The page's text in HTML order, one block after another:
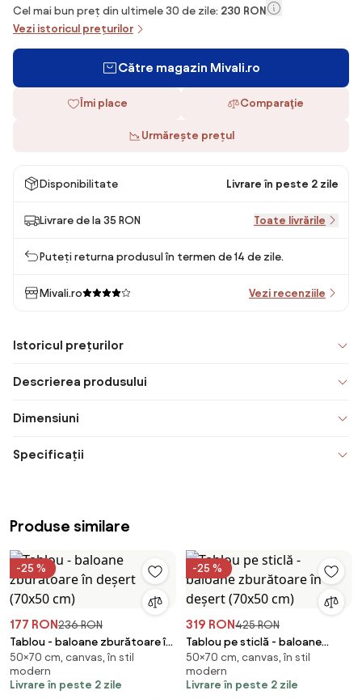
Cel mai bun preț din ultimele 30 de zile: 230 RON
Vezi istoricul prețurilor
Către magazin Mivali.ro
Îmi place Comparaţie
Urmărește prețul
Disponibilitate Livrare în peste 2 zile
Livrare de la 35 RON Toate livrările
Puteți returna produsul în termen de 14 de zile.
Mivali.ro Vezi recenziile
Istoricul prețurilor
Descrierea produsului
Dimensiuni
Specificații
Produse similare
-25 %
177 RON236 RON
Tablou - baloane zburătoare în
deșert (70x50 cm)
50×70 cm, canvas, în stil
modern
Livrare în peste 2 zile
-25 %
319 RON425 RON
Tablou pe sticlă - baloane
zburătoare în deșert (70x50
cm)
50×70 cm, canvas, în stil
modern
Livrare în peste 2 zile